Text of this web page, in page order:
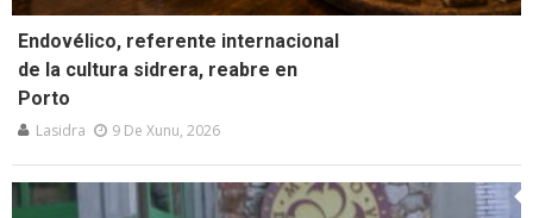
Endovélico, referente internacional
de la cultura sidrera, reabre en
Porto
Lasidra 9 De Xunu, 2026